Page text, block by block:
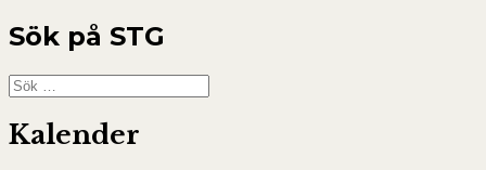
Sök på STG
Sök
efter:
Kalender